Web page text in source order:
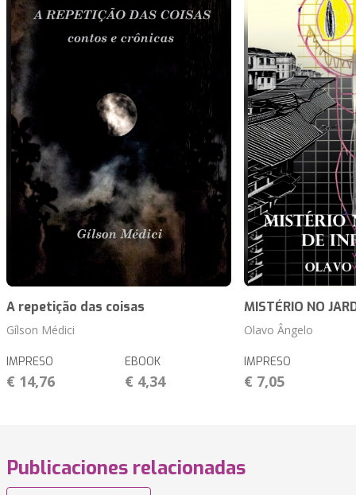
A repetição das coisas
Gílson Médici
IMPRESO
€ 14,76
EBOOK
€ 4,34
MISTÉRIO NO
Olavo Ângelo
IMPRESO
€ 7,05
Publicaciones relacionadas